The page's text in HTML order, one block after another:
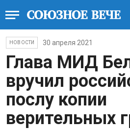
НОВОСТИ 30 апреля 2021
Глава МИД
вручил
послу копии
верительных